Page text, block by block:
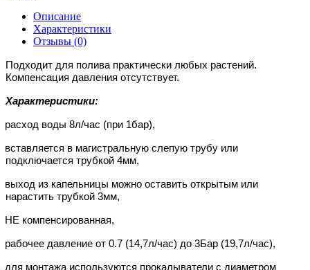
Описание
Характеристики
Отзывы (0)
Подходит для полива практически любых растений.
Компенсация давления отсутствует.
Характеристики:
расход воды 8л/час (при 1бар),
вставляется в магистральную слепую трубу или
подключается трубкой 4мм,
выход из капельницы можно оставить открытым или
нарастить трубкой 3мм,
НЕ компенсированная,
рабочее давление от 0.7 (14,7л/час) до 3Бар (19,7л/час),
для монтажа используются прокалыватели с диаметром